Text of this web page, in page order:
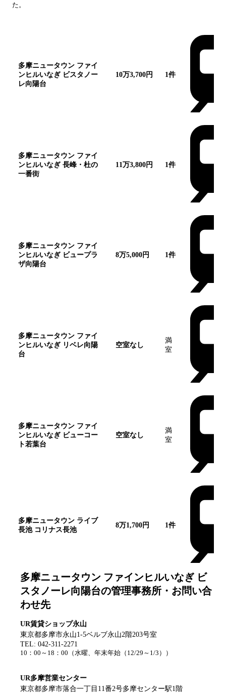
た。
多摩ニュータウン ファイ
ンヒルいなぎ ビスタノー
レ向陽台
10万3,700円 1件
多摩ニュータウン ファイ
ンヒルいなぎ 長峰・杜の
一番街
11万3,800円 1件
多摩ニュータウン ファイ
ンヒルいなぎ ビュープラ
ザ向陽台
8万5,000円 1件
多摩ニュータウン ファイ
ンヒルいなぎ リベレ向陽
台
空室なし
満
室
多摩ニュータウン ファイ
ンヒルいなぎ ビューコー
ト若葉台
空室なし
満
室
多摩ニュータウン ライブ
長池 コリナス長池
8万1,700円 1件
多摩ニュータウン ファインヒルいなぎ ビ
スタノーレ向陽台の管理事務所・お問い合
わせ先
UR賃貸ショップ永山
東京都多摩市永山1-5ベルブ永山2階203号室
TEL: 042-311-2271
10：00～18：00 （水曜、年末年始（12/29～1/3） ）
UR多摩営業センター
東京都多摩市落合一丁目11番2号多摩センター駅1階